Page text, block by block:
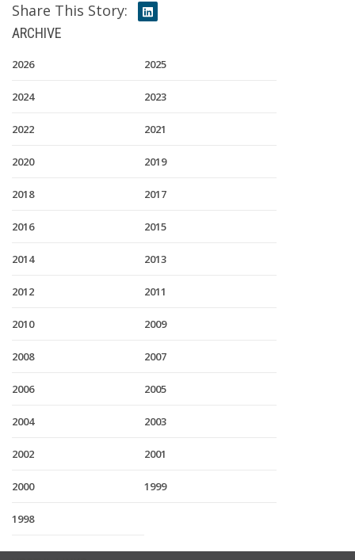
Share This Story:
ARCHIVE
2026 2025
2024 2023
2022 2021
2020 2019
2018 2017
2016 2015
2014 2013
2012 2011
2010 2009
2008 2007
2006 2005
2004 2003
2002 2001
2000 1999
1998